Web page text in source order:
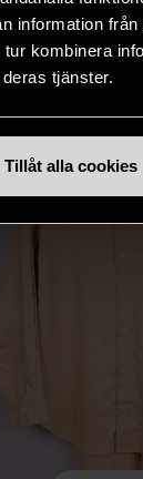
information från
kombinera
tjänster.
Tillåt alla cookies